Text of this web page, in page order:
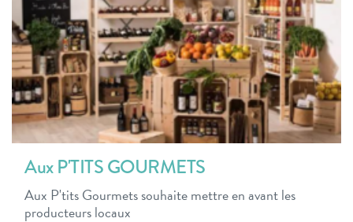
Aux P'TITS GOURMETS
Aux P'tits Gourmets souhaite mettre en avant les
producteurs locaux